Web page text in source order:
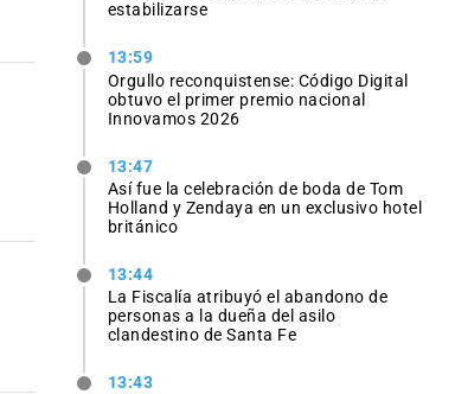
estabilizarse
13:59
Orgullo reconquistense: Código Digital
obtuvo el primer premio nacional
Innovamos 2026
13:47
Así fue la celebración de boda de Tom
Holland y Zendaya en un exclusivo hotel
británico
13:44
La Fiscalía atribuyó el abandono de
personas a la dueña del asilo
clandestino de Santa Fe
13:43